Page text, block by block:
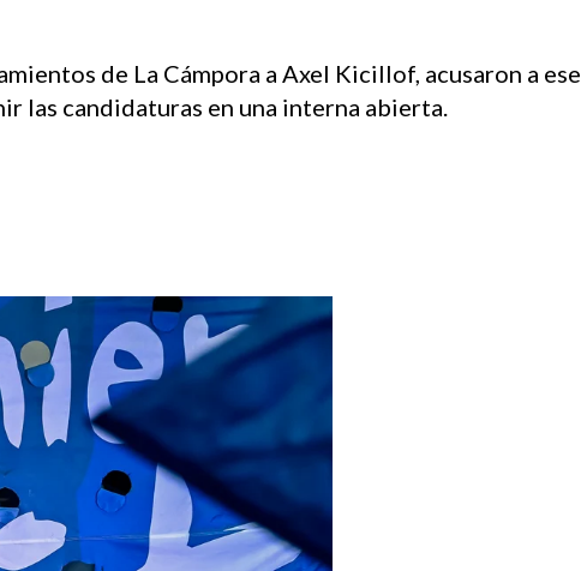
de La Cámpora a Axel Kicillof, acusaron a ese
las candidaturas en una interna abierta.